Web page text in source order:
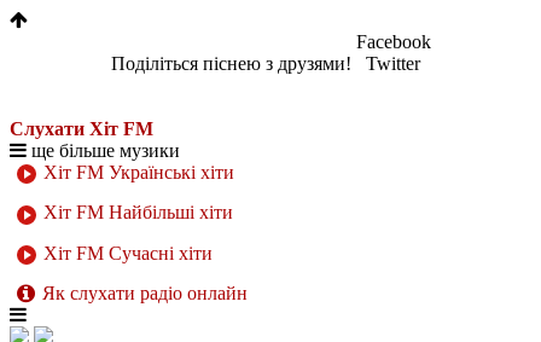
Поділіться піснею з друзями!
Facebook
Twitter
Слухати Хіт FM
ще більше музики
Хіт FM Українські хіти
Хіт FM Найбільші хіти
Хіт FM Сучасні хіти
Як слухати радіо онлайн